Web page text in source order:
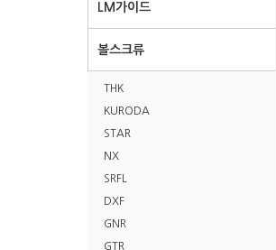
LM가이드
볼스크류
THK
KURODA
STAR
NX
SRFL
DXF
GNR
GTR